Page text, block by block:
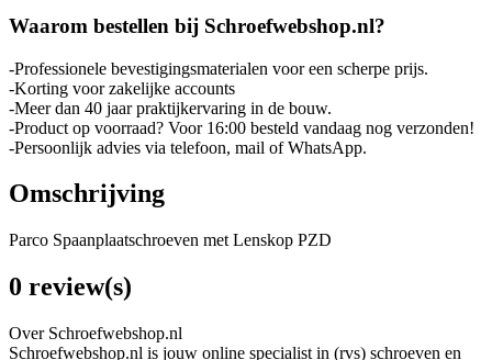
Waarom bestellen bij Schroefwebshop.nl?
-Professionele bevestigingsmaterialen voor een scherpe prijs.
-Korting voor zakelijke accounts
-Meer dan 40 jaar praktijkervaring in de bouw.
-Product op voorraad? Voor 16:00 besteld vandaag nog verzonden!
-Persoonlijk advies via telefoon, mail of WhatsApp.
Omschrijving
Parco Spaanplaatschroeven met Lenskop PZD
0 review(s)
Over Schroefwebshop.nl
Schroefwebshop.nl is jouw online specialist in (rvs) schroeven en